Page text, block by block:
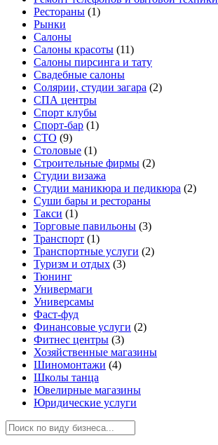
Рестораны (1)
Рынки
Салоны
Салоны красоты (11)
Салоны пирсинга и тату
Свадебные салоны
Солярии, студии загара (2)
СПА центры
Спорт клубы
Спорт-бар (1)
СТО (9)
Столовые (1)
Строительные фирмы (2)
Студии визажа
Студии маникюра и педикюра (2)
Суши бары и рестораны
Такси (1)
Торговые павильоны (3)
Транспорт (1)
Транспортные услуги (2)
Туризм и отдых (3)
Тюнинг
Универмаги
Универсамы
Фаст-фуд
Финансовые услуги (2)
Фитнес центры (3)
Хозяйственные магазины
Шиномонтажи (4)
Школы танца
Ювелирные магазины
Юридические услуги